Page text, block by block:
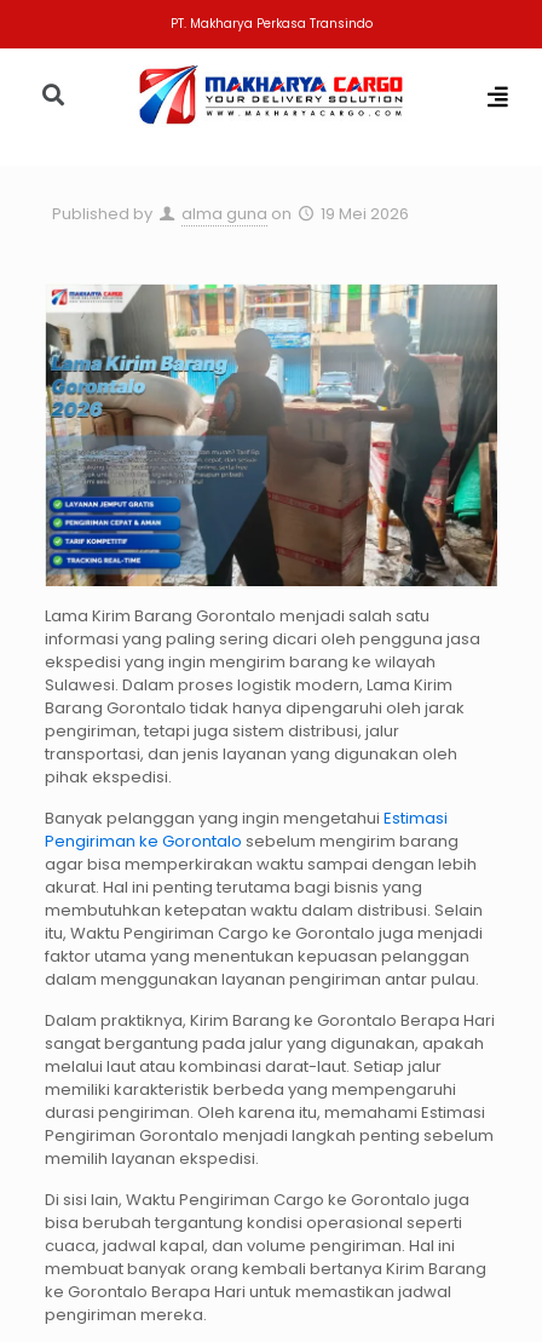
PT. Makharya Perkasa Transindo
Published by alma guna on 19 Mei 2026
Lama Kirim Barang Gorontalo menjadi salah satu
informasi yang paling sering dicari oleh pengguna jasa
ekspedisi yang ingin mengirim barang ke wilayah
Sulawesi. Dalam proses logistik modern, Lama Kirim
Barang Gorontalo tidak hanya dipengaruhi oleh jarak
pengiriman, tetapi juga sistem distribusi, jalur
transportasi, dan jenis layanan yang digunakan oleh
pihak ekspedisi.
Banyak pelanggan yang ingin mengetahui Estimasi
Pengiriman ke Gorontalo sebelum mengirim barang
agar bisa memperkirakan waktu sampai dengan lebih
akurat. Hal ini penting terutama bagi bisnis yang
membutuhkan ketepatan waktu dalam distribusi. Selain
itu, Waktu Pengiriman Cargo ke Gorontalo juga menjadi
faktor utama yang menentukan kepuasan pelanggan
dalam menggunakan layanan pengiriman antar pulau.
Dalam praktiknya, Kirim Barang ke Gorontalo Berapa Hari
sangat bergantung pada jalur yang digunakan, apakah
melalui laut atau kombinasi darat-laut. Setiap jalur
memiliki karakteristik berbeda yang mempengaruhi
durasi pengiriman. Oleh karena itu, memahami Estimasi
Pengiriman Gorontalo menjadi langkah penting sebelum
memilih layanan ekspedisi.
Di sisi lain, Waktu Pengiriman Cargo ke Gorontalo juga
bisa berubah tergantung kondisi operasional seperti
cuaca, jadwal kapal, dan volume pengiriman. Hal ini
membuat banyak orang kembali bertanya Kirim Barang
ke Gorontalo Berapa Hari untuk memastikan jadwal
pengiriman mereka.